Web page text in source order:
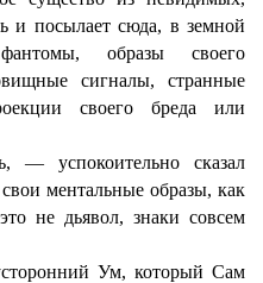
и посылает сюда, в земной
образы своего
сигналы, странные
своего бреда или
успокоительно сказал
ментальные образы, как
не дьявол, знаки совсем
Ум, который Сам